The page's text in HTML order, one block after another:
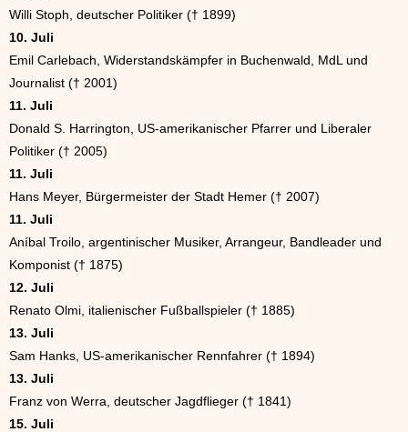
Willi Stoph, deutscher Politiker († 1899)
10. Juli
Emil Carlebach, Widerstandskämpfer in Buchenwald, MdL und
Journalist († 2001)
11. Juli
Donald S. Harrington, US-amerikanischer Pfarrer und Liberaler
Politiker († 2005)
11. Juli
Hans Meyer, Bürgermeister der Stadt Hemer († 2007)
11. Juli
Aníbal Troilo, argentinischer Musiker, Arrangeur, Bandleader und
Komponist († 1875)
12. Juli
Renato Olmi, italienischer Fußballspieler († 1885)
13. Juli
Sam Hanks, US-amerikanischer Rennfahrer († 1894)
13. Juli
Franz von Werra, deutscher Jagdflieger († 1841)
15. Juli